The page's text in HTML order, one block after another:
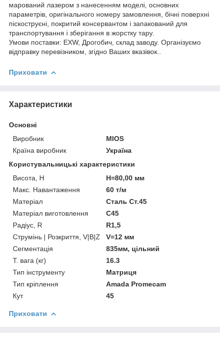
марований лазером з нанесенням моделі, основних
параметрів, оригінального номеру замовлення, бічні поверхні
піскоструєні, покритий консервантом і запакований для
транспортування і зберігання в жорстку тару.
Умови поставки: EXW, Дрогобич, склад заводу. Організуємо
відправку перевізником, згідно Ваших вказівок..
Приховати
Характеристики
Основні
Виробник
MIOS
Країна виробник
Україна
Користувальницькі характеристики
Висота, H
H=80,00 мм
Макс. Навантаження
60 т/м
Матеріал
Сталь Ст.45
Матеріал виготовлення
C45
Радіус, R
R1,5
Струмінь | Розкриття, V|B|Z
V=12 мм
Сегментація
835мм, цільний
Т. вага (кг)
16.3
Тип інструменту
Матриця
Тип кріплення
Amada Promecam
Кут
45
Приховати